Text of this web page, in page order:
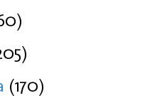
(170)